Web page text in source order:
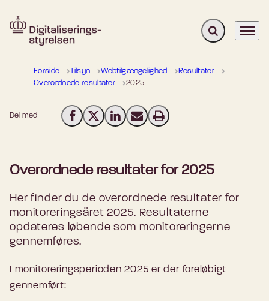
Gå til forsiden Fold søgefelt
Menu
Forside Tilsyn Webtilgængelighed
Resultater
Overordnede resultater
2025
Del med Del på Facebook
Del på X (Twitter)
Del på LinkedIn
Send email
Print
Overordnede resultater for 2025
Her finder du de overordnede resultater for
monitoreringsåret 2025. Resultaterne
opdateres løbende som monitoreringerne
gennemføres.
I monitoreringsperioden 2025 er der foreløbigt
gennemført: